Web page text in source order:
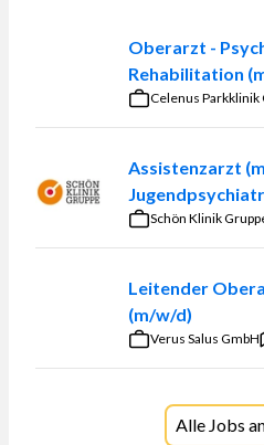
Oberarzt -
Rehabilitation
Celenus Parkklinik
Assistenzarzt
Schön Klinik
Leitender
(m/w/d)
Verus Salus GmbH
Alle Jobs